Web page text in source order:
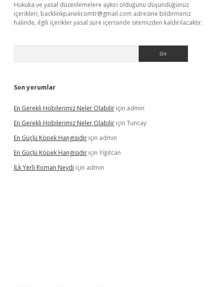
Hukuka ve yasal düzenlemelere aykırı olduğunu düşündüğünüz
içerikleri, backlinkpanelicomtr@gmail.com adresine bildirmeniz
halinde, ilgili içerikler yasal süre içerisinde sitemizden kaldırılacaktır.
Son yorumlar
En Gerekli Hobilerimiz Neler Olabilir için admin
En Gerekli Hobilerimiz Neler Olabilir için Tuncay
En Güçlü Köpek Hangisidir için admin
En Güçlü Köpek Hangisidir için Yiğitcan
İLk Yerli Roman Neydi için admin